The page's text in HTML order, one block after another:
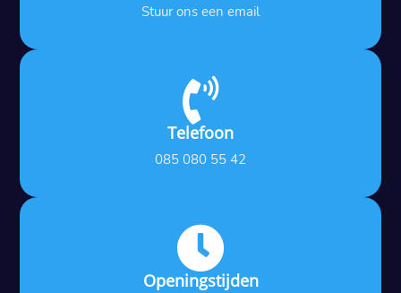
Stuur ons een email

Telefoon
085 080 55 42

Openingstijden